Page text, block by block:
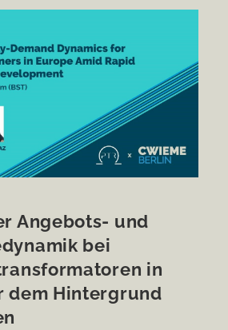
Angebots- und
bei
in
dem Hintergrund